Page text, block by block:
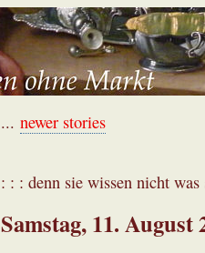
... newer stories
: : : denn sie wissen nicht
Samstag, 11. August